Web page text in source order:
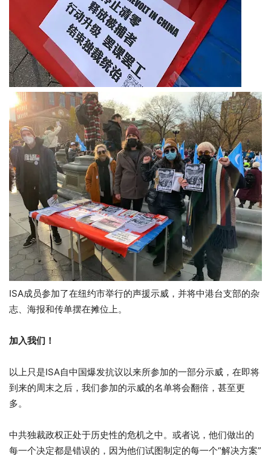
ISA成员参加了在纽约市举行的声援示威，并将中港台支部的杂
志、海报和传单摆在摊位上。
加入我们！
以上只是ISA自中国爆发抗议以来所参加的一部分示威，在即将
到来的周末之后，我们参加的示威的名单将会翻倍，甚至更
多。
中共独裁政权正处于历史性的危机之中。或者说，他们做出的
每一个决定都是错误的，因为他们试图制定的每一个“解决方案”